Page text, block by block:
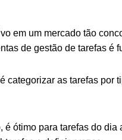
em um mercado tão
de gestão de tarefas é
categorizar as tarefas por
ótimo para tarefas do dia